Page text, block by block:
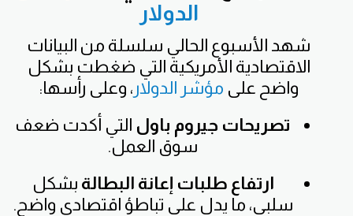
الدولار
شهد الأسبوع الحالي سلسلة من البيانات
الاقتصادية الأمريكية التي ضغطت بشكل
واضح على مؤشر الدولار ، وعلى رأسها:
تصريحات جيروم باول التي أكدت ضعف
سوق العمل.
ارتفاع طلبات إعانة البطالة بشكل
سلبي، ما يدل على تباطؤ اقتصادي واضح.